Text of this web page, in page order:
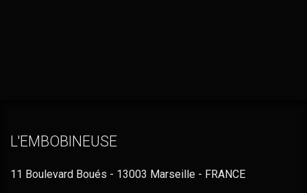
L'EMBOBINEUSE
11 Boulevard Boués - 13003 Marseille - FRANCE